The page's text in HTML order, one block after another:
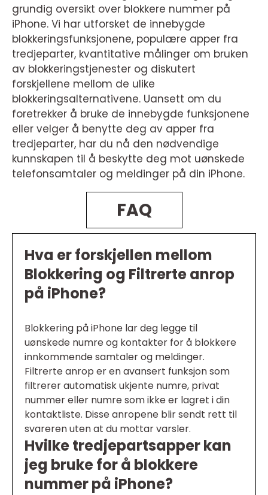
grundig oversikt over blokkere nummer på
iPhone. Vi har utforsket de innebygde
blokkeringsfunksjonene, populære apper fra
tredjeparter, kvantitative målinger om bruken
av blokkeringstjenester og diskutert
forskjellene mellom de ulike
blokkeringsalternativene. Uansett om du
foretrekker å bruke de innebygde funksjonene
eller velger å benytte deg av apper fra
tredjeparter, har du nå den nødvendige
kunnskapen til å beskytte deg mot uønskede
telefonsamtaler og meldinger på din iPhone.
FAQ
Hva er forskjellen mellom
Blokkering og Filtrerte anrop
på iPhone?
Blokkering på iPhone lar deg legge til
uønskede numre og kontakter for å blokkere
innkommende samtaler og meldinger.
Filtrerte anrop er en avansert funksjon som
filtrerer automatisk ukjente numre, privat
nummer eller numre som ikke er lagret i din
kontaktliste. Disse anropene blir sendt rett til
svareren uten at du mottar varsler.
Hvilke tredjepartsapper kan
jeg bruke for å blokkere
nummer på iPhone?